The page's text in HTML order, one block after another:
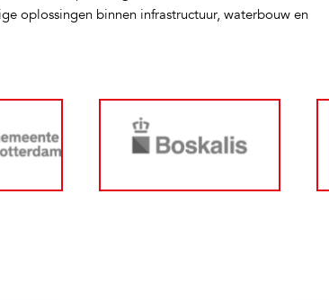
oplossingen binnen infrastructuur, waterbouw en